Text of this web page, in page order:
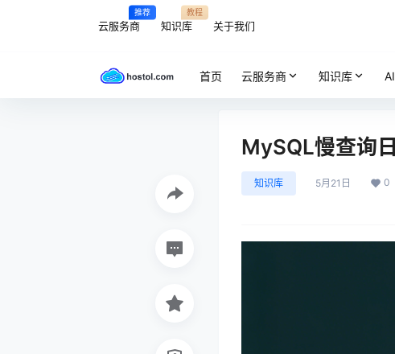
云服务商
推荐
知识库
教程
关于我们
首页 云服务商 知识库
MySQL慢查询
知识库 5月21日 0